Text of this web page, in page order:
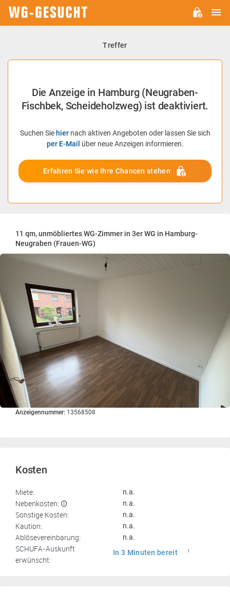
Treffer
Die Anzeige in Hamburg (Neugraben-
Fischbek, Scheideholzweg) ist deaktiviert.
Suchen Sie hiernach aktiven Angeboten oder lassen Sie sich
per E-Mail über neue Anzeigen informieren.
Erfahren Sie wie Ihre Chancen stehen
11 qm, unmöbliertes WG-Zimmer in 3er WG in Hamburg-
Neugraben (Frauen-WG)
Anzeigennummer: 13568508
Kosten
Miete: n.a.
Nebenkosten: n.a.
Sonstige Kosten: n.a.
Kaution: n.a.
Ablösevereinbarung: n.a.
SCHUFA-Auskunft
erwünscht:
In 3 Minuten bereit 1